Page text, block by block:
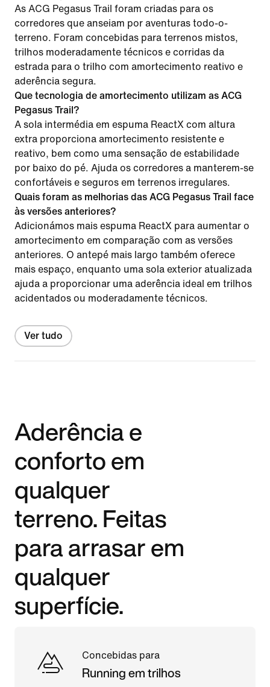
As ACG Pegasus Trail foram criadas para os
corredores que anseiam por aventuras todo-o-
terreno. Foram concebidas para terrenos mistos,
trilhos moderadamente técnicos e corridas da
estrada para o trilho com amortecimento reativo e
aderência segura.
Que tecnologia de amortecimento utilizam as ACG
Pegasus Trail?
A sola intermédia em espuma ReactX com altura
extra proporciona amortecimento resistente e
reativo, bem como uma sensação de estabilidade
por baixo do pé. Ajuda os corredores a manterem-se
confortáveis e seguros em terrenos irregulares.
Quais foram as melhorias das ACG Pegasus Trail face
às versões anteriores?
Adicionámos mais espuma ReactX para aumentar o
amortecimento em comparação com as versões
anteriores. O antepé mais largo também oferece
mais espaço, enquanto uma sola exterior atualizada
ajuda a proporcionar uma aderência ideal em trilhos
acidentados ou moderadamente técnicos.
Ver tudo
Aderência e
conforto em
qualquer
terreno. Feitas
para arrasar em
qualquer
superfície.
Concebidas para
Running em trilhos